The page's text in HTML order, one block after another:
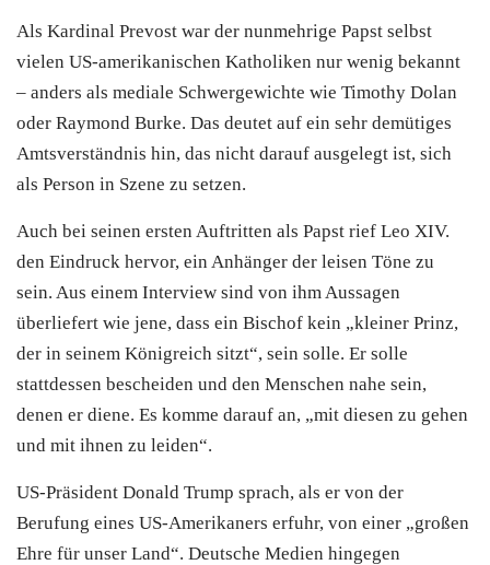
Als Kardinal Prevost war der nunmehrige Papst selbst
vielen US-amerikanischen Katholiken nur wenig bekannt
– anders als mediale Schwergewichte wie Timothy Dolan
oder Raymond Burke. Das deutet auf ein sehr demütiges
Amtsverständnis hin, das nicht darauf ausgelegt ist, sich
als Person in Szene zu setzen.
Auch bei seinen ersten Auftritten als Papst rief Leo XIV.
den Eindruck hervor, ein Anhänger der leisen Töne zu
sein. Aus einem Interview sind von ihm Aussagen
überliefert wie jene, dass ein Bischof kein „kleiner Prinz,
der in seinem Königreich sitzt“, sein solle. Er solle
stattdessen bescheiden und den Menschen nahe sein,
denen er diene. Es komme darauf an, „mit diesen zu gehen
und mit ihnen zu leiden“.
US-Präsident Donald Trump sprach, als er von der
Berufung eines US-Amerikaners erfuhr, von einer „großen
Ehre für unser Land“. Deutsche Medien hingegen